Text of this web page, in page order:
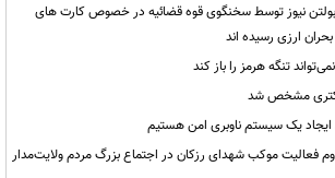
نیوز توسط سخنگوی قوه قضائیه در خصوص کارت های
بحران ارزی رسیده اند
تنگه هرمز را باز کند
دکتری مشخص شد
یک سیستم ناوبری امن هستیم
فعالیت موکب شهدای رزکان در اجتماع بزرگ مردم ولایت‌مدار